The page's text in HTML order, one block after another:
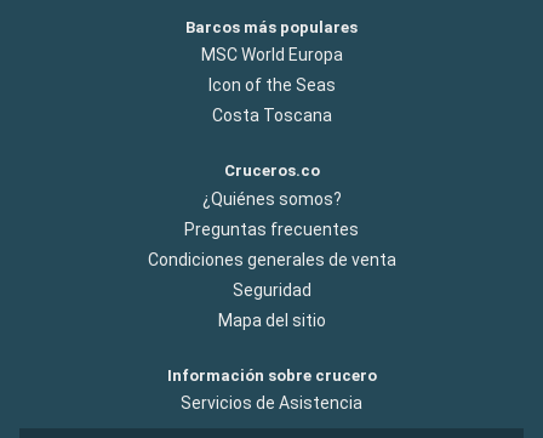
Barcos más populares
MSC World Europa
Icon of the Seas
Costa Toscana
Cruceros.co
¿Quiénes somos?
Preguntas frecuentes
Condiciones generales de venta
Seguridad
Mapa del sitio
Información sobre crucero
Servicios de Asistencia